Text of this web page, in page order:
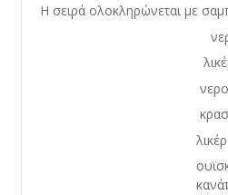
Η σειρά ολοκληρώνεται με
νερού
λικέρ
νερού
κρασιού
λικέρ
κανάτα, φιάλη